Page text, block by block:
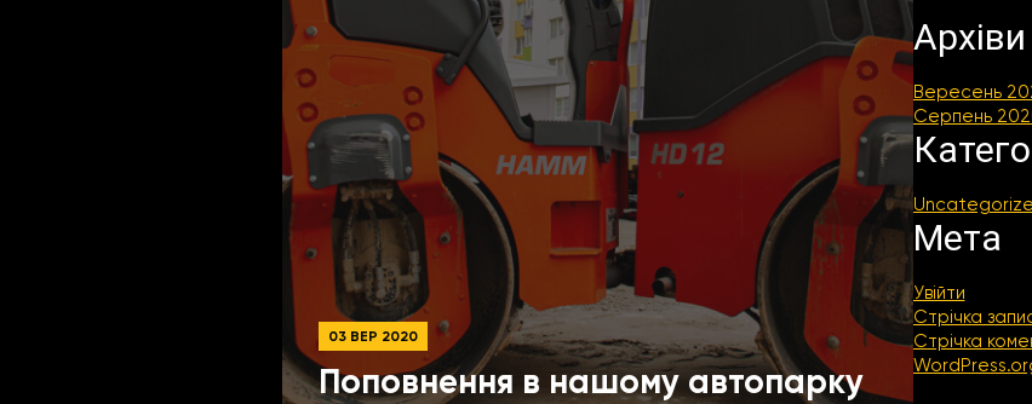
03 ВЕР 2020
Поповнення в нашому автопарку
Архіви
Вересень
Серпень
Мета
Увійти
Стрічка
Стрічка